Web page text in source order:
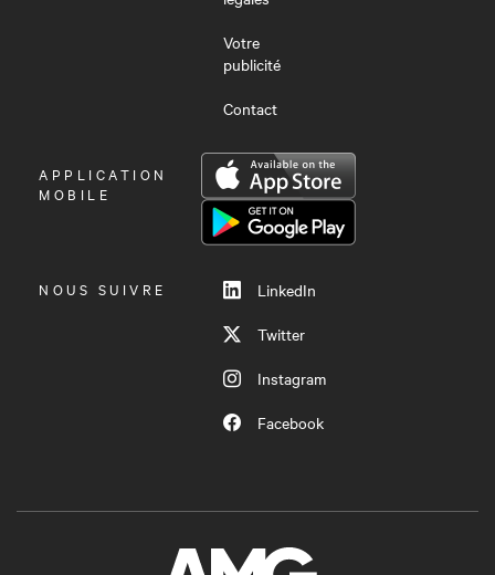
Votre
publicité
Contact
OUVRIR
LE
APPLICATION
MOBILE
NOUS SUIVRE
LinkedIn
Twitter
Instagram
Facebook